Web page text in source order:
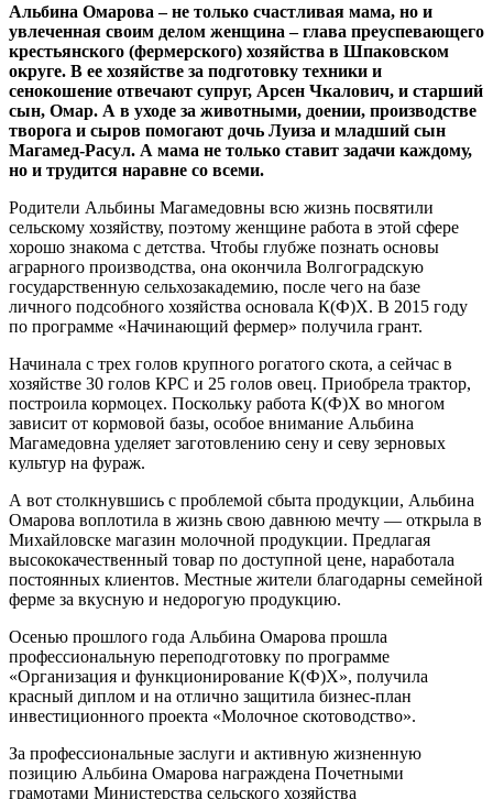
Альбина Омарова – не только счастливая мама, но и
увлеченная своим делом женщина – глава преуспевающего
крестьянского (фермерского) хозяйства в Шпаковском
округе. В ее хозяйстве за подготовку техники и
сенокошение отвечают супруг, Арсен Чкалович, и старший
сын, Омар. А в уходе за животными, доении, производстве
творога и сыров помогают дочь Луиза и младший сын
Магамед-Расул. А мама не только ставит задачи каждому,
но и трудится наравне со всеми.
Родители Альбины Магамедовны всю жизнь посвятили
сельскому хозяйству, поэтому женщине работа в этой сфере
хорошо знакома с детства. Чтобы глубже познать основы
аграрного производства, она окончила Волгоградскую
государственную сельхозакадемию, после чего на базе
личного подсобного хозяйства основала К(Ф)Х. В 2015 году
по программе «Начинающий фермер» получила грант.
Начинала с трех голов крупного рогатого скота, а сейчас в
хозяйстве 30 голов КРС и 25 голов овец. Приобрела трактор,
построила кормоцех. Поскольку работа К(Ф)Х во многом
зависит от кормовой базы, особое внимание Альбина
Магамедовна уделяет заготовлению сену и севу зерновых
культур на фураж.
А вот столкнувшись с проблемой сбыта продукции, Альбина
Омарова воплотила в жизнь свою давнюю мечту — открыла в
Михайловске магазин молочной продукции. Предлагая
высококачественный товар по доступной цене, наработала
постоянных клиентов. Местные жители благодарны семейной
ферме за вкусную и недорогую продукцию.
Осенью прошлого года Альбина Омарова прошла
профессиональную переподготовку по программе
«Организация и функционирование К(Ф)Х», получила
красный диплом и на отлично защитила бизнес-план
инвестиционного проекта «Молочное скотоводство».
За профессиональные заслуги и активную жизненную
позицию Альбина Омарова награждена Почетными
грамотами Министерства сельского хозяйства